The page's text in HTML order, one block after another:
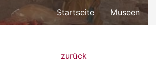
Startseite Museen
zurück